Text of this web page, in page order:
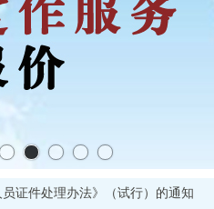
证件处理办法》（试行）的通知